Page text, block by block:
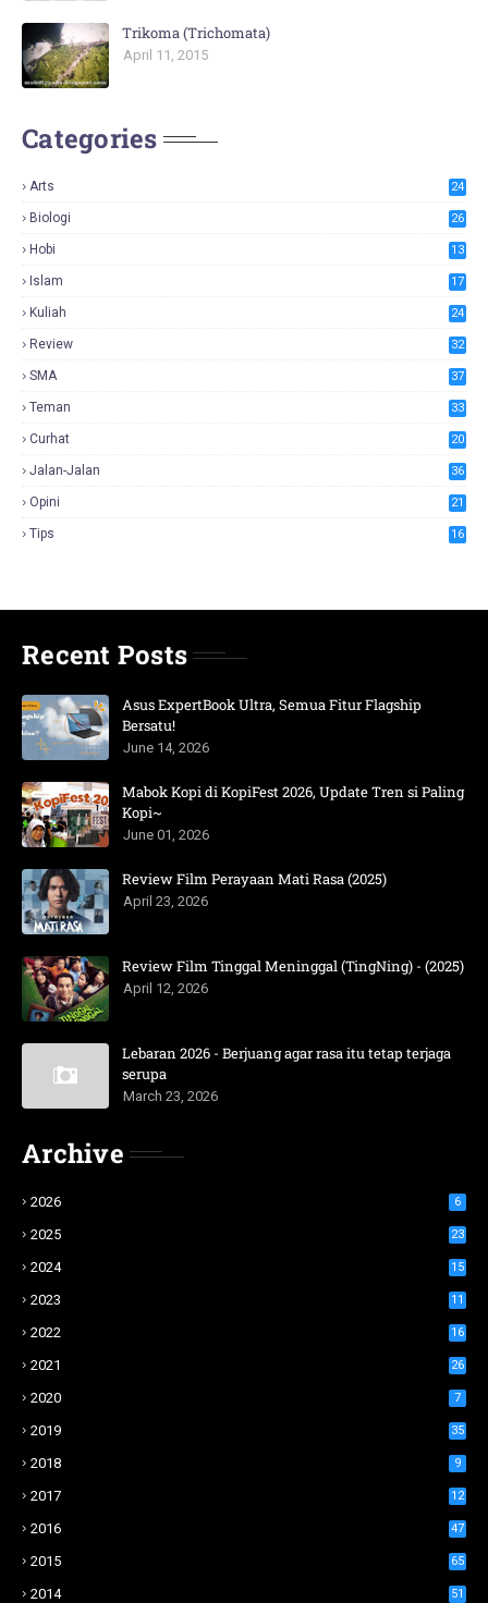
Trikoma (Trichomata)
April 11, 2015
Categories
Arts 24
Biologi 26
Hobi 13
Islam 17
Kuliah 24
Review 32
SMA 37
Teman 33
Curhat 20
Jalan-Jalan 36
Opini 21
Tips 16
Recent Posts
Asus ExpertBook Ultra, Semua Fitur Flagship
Bersatu!
June 14, 2026
Mabok Kopi di KopiFest 2026, Update Tren si Paling
Kopi~
June 01, 2026
Review Film Perayaan Mati Rasa (2025)
April 23, 2026
Review Film Tinggal Meninggal (TingNing) - (2025)
April 12, 2026
Lebaran 2026 - Berjuang agar rasa itu tetap terjaga
serupa
March 23, 2026
Archive
2026 6
2025 23
2024 15
2023 11
2022 16
2021 26
2020 7
2019 35
2018 9
2017 12
2016 47
2015 65
2014 51